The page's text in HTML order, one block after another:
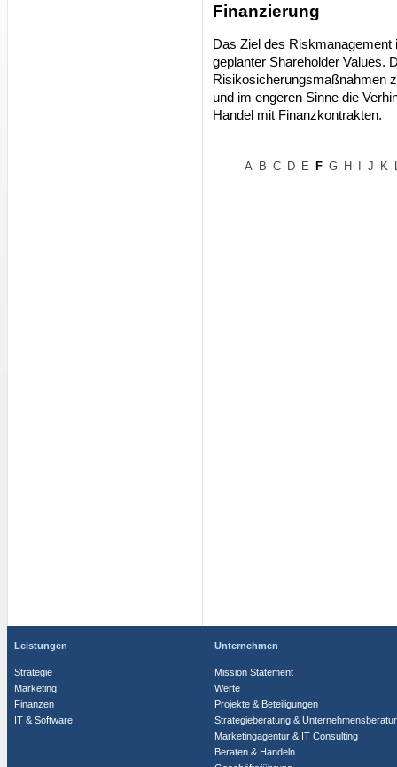
Finanzierung
Das Ziel des Riskmanagement
geplanter Shareholder Values.
Risikosicherungsmaßnahmen
und im engeren Sinne die
Handel mit Finanzkontrakten.
A B C D E F G H J K
Leistungen
Strategie
Marketing
Finanzen
IT & Software
Unternehmen
Mission Statement
Werte
Projekte & Beteiligungen
Strategieberatung &
Marketingagentur & IT Consulting
Beraten & Handeln